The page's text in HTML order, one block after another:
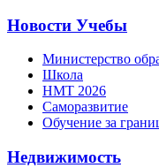
Новости Учебы
Министерство
Школа
НМТ 2026
Саморазвитие
Обучение за
Недвижимость